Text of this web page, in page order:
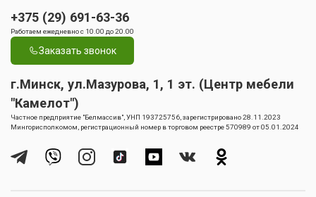
+375 (29) 691-63-36
Работаем ежедневно с 10.00 до 20.00
Заказать звонок
г.Минск, ул.Мазурова, 1, 1 эт. (Центр мебели
"Камелот")
Частное предприятие "Белмассив", УНП 193725756, зарегистрировано 28.11.2023
Мингорисполкомом, регистрационный номер в торговом реестре 570989 от 05.01.2024